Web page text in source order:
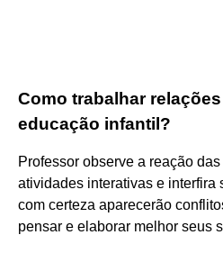
Como trabalhar
educação infantil?
Professor observe a reação
atividades interativas e interfira
com certeza aparecerão
pensar e elaborar melhor seus